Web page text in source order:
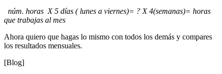
núm. horas X 5 días ( lunes a viernes)= ? X 4(semanas)= horas
que trabajas al mes
Ahora quiero que hagas lo mismo con todos los demás y compares
los resultados mensuales.
[Blog]